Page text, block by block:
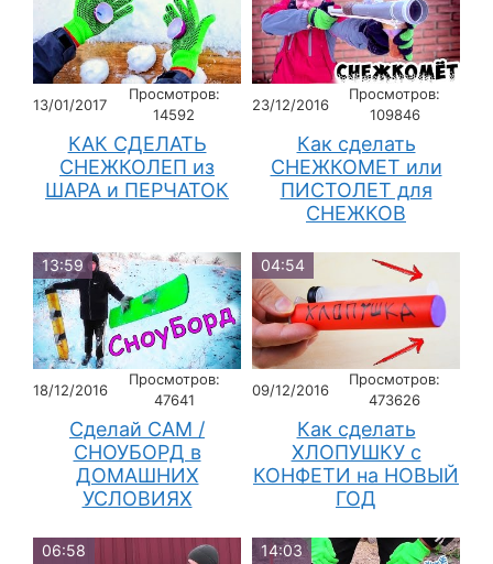
13/01/2017
Просмотров:
14592
КАК СДЕЛАТЬ
СНЕЖКОЛЕП из
ШАРА и ПЕРЧАТОК
23/12/2016
Просмотров:
109846
Как сделать
СНЕЖКОМЕТ или
ПИСТОЛЕТ для
СНЕЖКОВ
13:59
18/12/2016
Просмотров:
47641
Сделай САМ /
СНОУБОРД в
ДОМАШНИХ
УСЛОВИЯХ
04:54
09/12/2016
Просмотров:
473626
Как сделать
ХЛОПУШКУ с
КОНФЕТИ на НОВЫЙ
ГОД
06:58 14:03